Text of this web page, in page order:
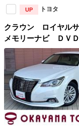
UP トヨタ
クラウン ロイヤル
メモリーナビ ＤＶ
ジックプレイヤー接
ム ＥＴＣ ＬＥＤヘ